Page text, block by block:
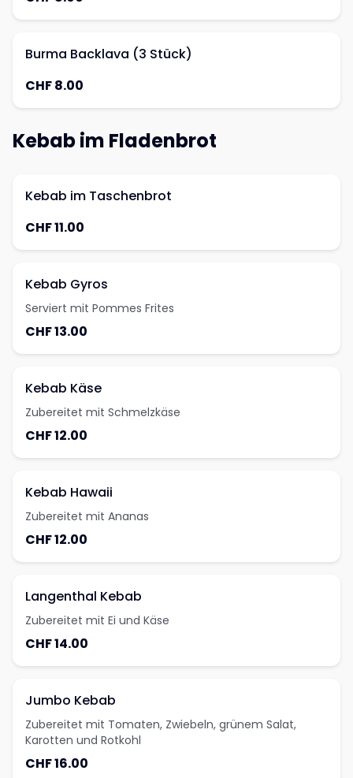
Burma Backlava (3 Stück)
CHF 8.00
Kebab im Fladenbrot
Kebab im Taschenbrot
CHF 11.00
Kebab Gyros
Serviert mit Pommes Frites
CHF 13.00
Kebab Käse
Zubereitet mit Schmelzkäse
CHF 12.00
Kebab Hawaii
Zubereitet mit Ananas
CHF 12.00
Langenthal Kebab
Zubereitet mit Ei und Käse
CHF 14.00
Jumbo Kebab
Zubereitet mit Tomaten, Zwiebeln, grünem Salat,
Karotten und Rotkohl
CHF 16.00